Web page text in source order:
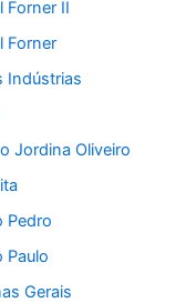
Forner II
Forner
Indústrias
Jordina Oliveiro
Pedro
Paulo
Gerais